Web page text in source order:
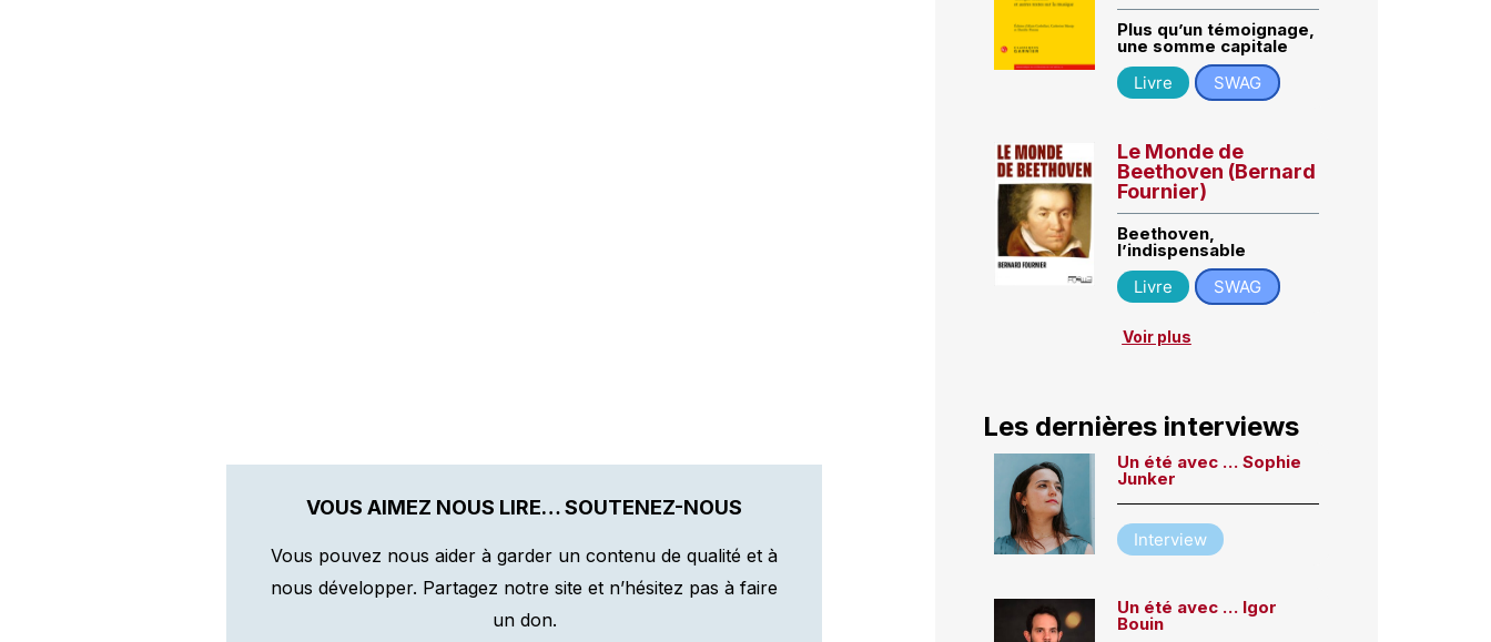
VOUS AIMEZ NOUS LIRE… SOUTENEZ-NOUS
Vous pouvez nous aider à garder un contenu de qualité et à
nous développer. Partagez notre site et n’hésitez pas à faire
un don.
Plus qu’un témoignage,
une somme capitale
Livre
SWAG
Le Monde de
Beethoven (Bernard
Fournier)
Beethoven,
l’indispensable
Livre
SWAG
Voir plus
Les dernières interviews
Un été avec … Sophie
Junker
Interview
Un été avec … Igor
Bouin